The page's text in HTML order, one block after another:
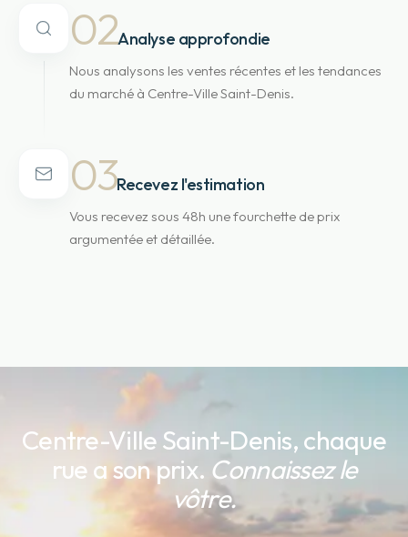
02Analyse approfondie
Nous analysons les ventes récentes et les tendances
du marché à Centre-Ville Saint-Denis.
03Recevez l'estimation
Vous recevez sous 48h une fourchette de prix
argumentée et détaillée.
Centre-Ville Saint-Denis, chaque
rue a son prix. Connaissez le
vôtre.